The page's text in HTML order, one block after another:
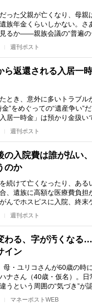
った父親が亡くなり、母親
族年金くらいしかない。さ
るか――親族会議の“普遍
帯であ…
週刊ポスト
ら返還される入居一
とき、意外に多いトラブル
金”をめぐっての“遺産争い
居一時金」は預かり金扱い
週刊ポスト
の入院費は誰が払い
のか
続けて亡くなったり、ある
、遺族に高額な医療費負担
んでホスピスに入院、終末
っ…
週刊ポスト
わる、字が汚くな
イン
・ユリコさんが60歳の時
ナさん（40歳・仮名）。日
うという周囲の“気づき”が
マネーポストWEB